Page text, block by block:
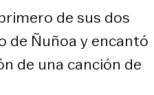
de sus dos
de Ñuñoa y encantó
de una canción de